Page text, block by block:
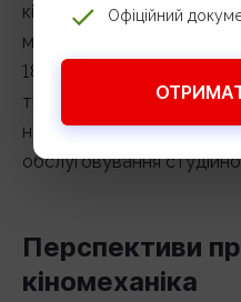
Офіційний
кінотеатру і складності
містах зарплата
18 тисяч грн, у великих
тисяч грн. Додатковий
на фестивалях,
обслуговування
Перспективи
кіномеханіка